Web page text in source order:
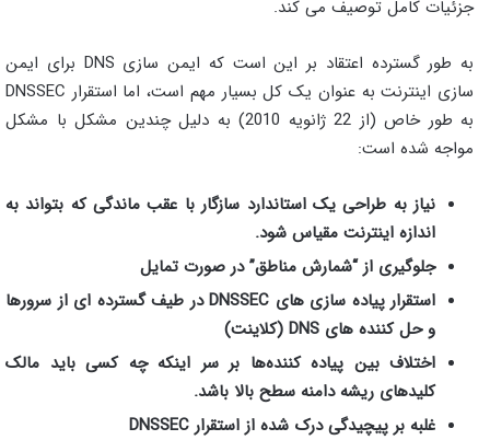
جزئیات کامل توصیف می کند.
به طور گسترده اعتقاد بر این است که ایمن سازی DNS برای ایمن
سازی اینترنت به عنوان یک کل بسیار مهم است، اما استقرار DNSSEC
به طور خاص (از 22 ژانویه 2010) به دلیل چندین مشکل با مشکل
مواجه شده است:
نیاز به طراحی یک استاندارد سازگار با عقب ماندگی که بتواند به
اندازه اینترنت مقیاس شود.
جلوگیری از “شمارش مناطق” در صورت تمایل
استقرار پیاده سازی های DNSSEC در طیف گسترده ای از سرورها
و حل کننده های DNS (کلاینت)
اختلاف بین پیاده‌ کننده‌ها بر سر اینکه چه کسی باید مالک
کلیدهای ریشه دامنه سطح بالا باشد.
غلبه بر پیچیدگی درک شده از استقرار DNSSEC